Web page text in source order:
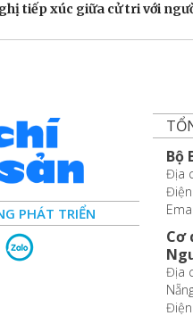
tiếp xúc giữa cử tri với
PHÁT TRIỂN
Bộ
Địa
Cơ
Địa
Điện